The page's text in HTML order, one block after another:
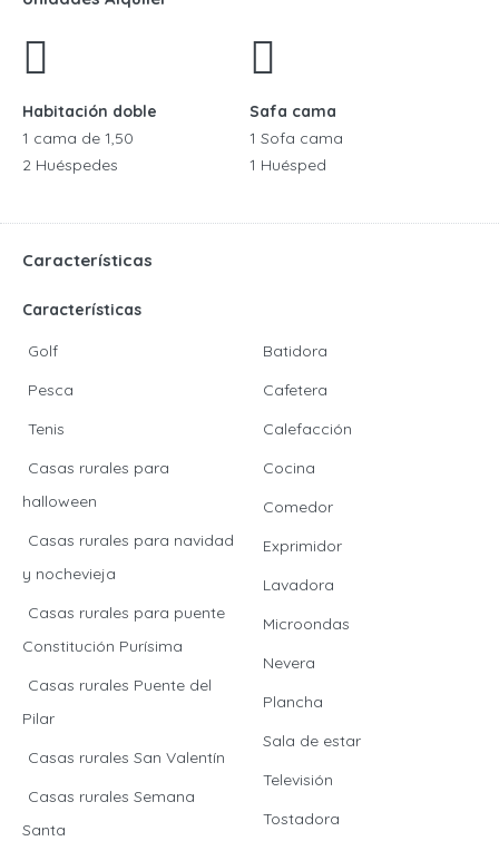
Habitación doble
1 cama de 1,50
2 Huéspedes
Safa cama
1 Sofa cama
1 Huésped
Características
Características
Golf
Pesca
Tenis
Casas rurales para
halloween
Casas rurales para navidad
y nochevieja
Casas rurales para puente
Constitución Purísima
Casas rurales Puente del
Pilar
Casas rurales San Valentín
Casas rurales Semana
Santa
Batidora
Cafetera
Calefacción
Cocina
Comedor
Exprimidor
Lavadora
Microondas
Nevera
Plancha
Sala de estar
Televisión
Tostadora